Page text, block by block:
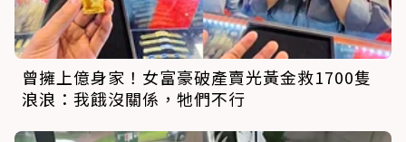
曾擁上億身家！女富豪破產賣光黃金救1700隻
浪浪：我餓沒關係，牠們不行